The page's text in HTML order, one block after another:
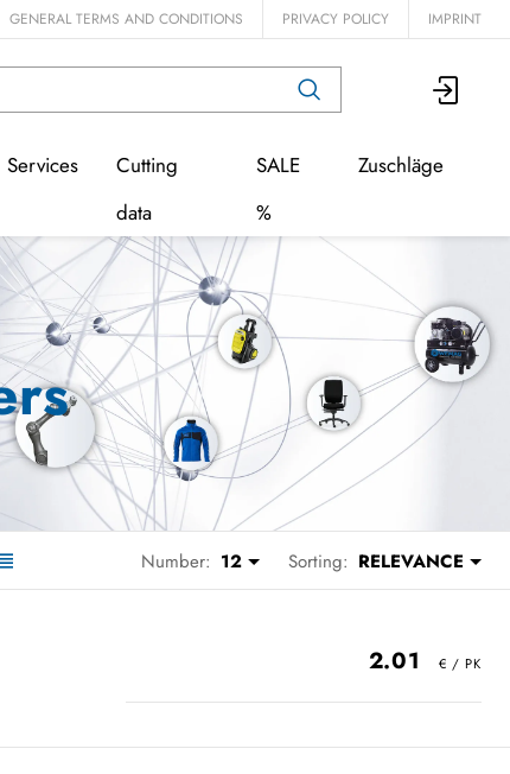
GENERAL TERMS AND CONDITIONS PRIVACY POLICY IMPRINT
Services
Cutting
data
SALE
%
Zuschläge
Number: 12 Sorting: RELEVANCE
2.01